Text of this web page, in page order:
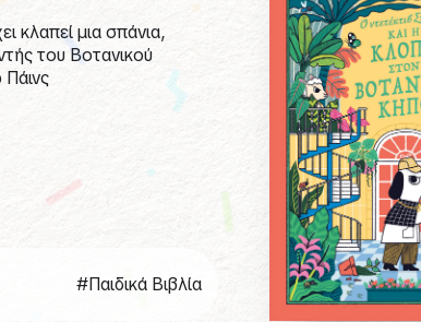
κλαπεί μια σπάνια,
του Βοτανικού
#Παιδικά Βιβλία